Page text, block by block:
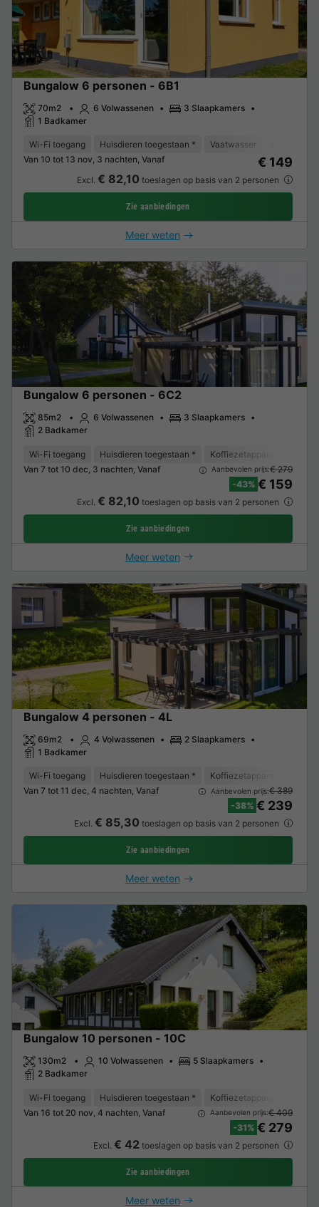
Bungalow 6 personen - 6B1
70m2 6 Volwassenen
3 Slaapkamers
1 Badkamer
Wi-Fi toegang Huisdieren toegestaan * Vaatwasser
Van 10 tot 13 nov, 3 nachten, Vanaf
€ 149
Excl. € 82,10 toeslagen op basis van 2 personen
Zie aanbiedingen
Meer weten
Bungalow 6 personen - 6C2
85m2 6 Volwassenen
3 Slaapkamers
2 Badkamer
Wi-Fi toegang Huisdieren toegestaan * Koffiezetapparaat
Van 7 tot 10 dec, 3 nachten, Vanaf
Aanbevolen prijs:€ 279
-43% € 159
Excl. € 82,10 toeslagen op basis van 2 personen
Zie aanbiedingen
Meer weten
Bungalow 4 personen - 4L
69m2 4 Volwassenen
2 Slaapkamers
1 Badkamer
Wi-Fi toegang Huisdieren toegestaan * Koffiezetapparaat
Van 7 tot 11 dec, 4 nachten, Vanaf
Aanbevolen prijs:€ 389
-38% € 239
Excl. € 85,30 toeslagen op basis van 2 personen
Zie aanbiedingen
Meer weten
Bungalow 10 personen - 10C
130m2 10 Volwassenen
5 Slaapkamers
2 Badkamer
Wi-Fi toegang Huisdieren toegestaan * Koffiezetapparaat
Van 16 tot 20 nov, 4 nachten, Vanaf
Aanbevolen prijs:€ 409
-31% € 279
Excl. € 42 toeslagen op basis van 2 personen
Zie aanbiedingen
Meer weten